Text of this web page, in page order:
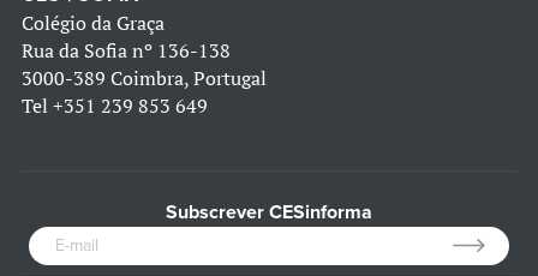
Colégio da Graça
Rua da Sofia nº 136-138
3000-389 Coimbra, Portugal
Tel +351 239 853 649
Subscrever CESinforma